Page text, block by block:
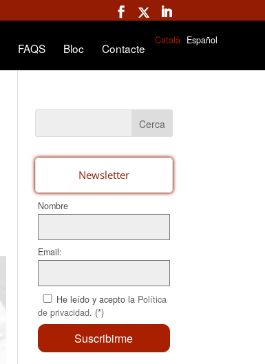
FAQS Bloc Contacte
Català Español
Newsletter
Nombre
Email:
He leído y acepto la Política
de privacidad. (*)